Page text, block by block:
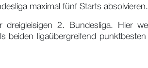
maximal fünf Starts absolvieren.
2. Bundesliga. Hier
ligaübergreifend